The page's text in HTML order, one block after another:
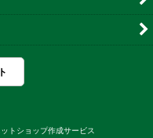
トショップ作成サービス